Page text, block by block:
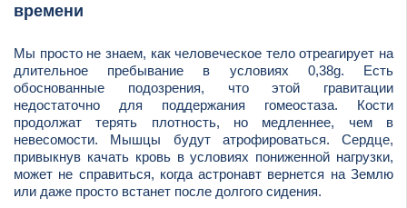
времени
Мы просто не знаем, как человеческое тело отреагирует на
длительное пребывание в условиях 0,38g. Есть
обоснованные подозрения, что этой гравитации
недостаточно для поддержания гомеостаза. Кости
продолжат терять плотность, но медленнее, чем в
невесомости. Мышцы будут атрофироваться. Сердце,
привыкнув качать кровь в условиях пониженной нагрузки,
может не справиться, когда астронавт вернется на Землю
или даже просто встанет после долгого сидения.